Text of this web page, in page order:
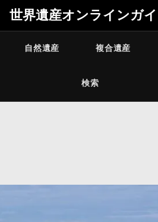
世界遺産オンラインガ
自然遺産 複合遺産
検索